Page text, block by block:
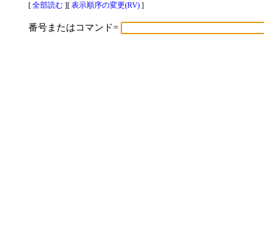
[ 全部読む ][ 表示順序の変更(RV) ]
番号またはコマンド=